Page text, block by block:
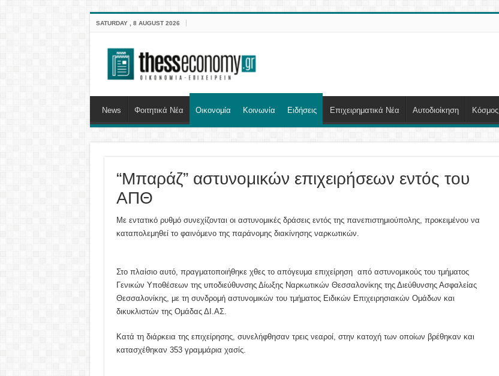
SATURDAY , 8 AUGUST 2026
News Φοιτητικά Νέα Οικονομία Κοινωνία Ειδήσεις Επιχειρηματικά Νέα Αυτοδιοίκηση Κόσμος
“Μπαράζ” αστυνομικών επιχειρήσεων εντός του
ΑΠΘ
Με εντατικό ρυθμό συνεχίζονται οι αστυνομικές δράσεις εντός της πανεπιστημιούπολης, προκειμένου να
καταπολεμηθεί το φαινόμενο της παράνομης διακίνησης ναρκωτικών.
Στο πλαίσιο αυτό, πραγματοποιήθηκε χθες το απόγευμα επιχείρηση από αστυνομικούς του τμήματος
Γενικών Υποθέσεων της υποδιεύθυνσης Δίωξης Ναρκωτικών Θεσσαλονίκης της Διεύθυνσης Ασφαλείας
Θεσσαλονίκης, με τη συνδρομή αστυνομικών του τμήματος Ειδικών Επιχειρησιακών Ομάδων και
δικυκλιστών της Ομάδας ΔΙ.ΑΣ.
Κατά τη διάρκεια της επιχείρησης, συνελήφθησαν τρεις νεαροί, στην κατοχή των οποίων βρέθηκαν και
κατασχέθηκαν 353 γραμμάρια χασίς.